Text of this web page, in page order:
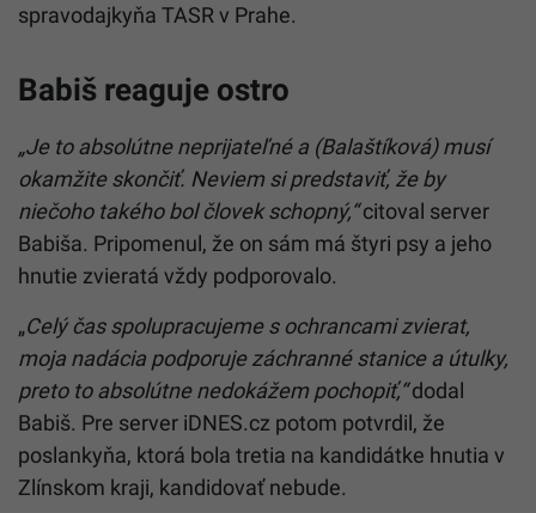
spravodajkyňa TASR v Prahe.
Babiš reaguje ostro
„Je to absolútne neprijateľné a (Balaštíková) musí
okamžite skončiť. Neviem si predstaviť, že by
niečoho takého bol človek schopný,“citoval server
Babiša. Pripomenul, že on sám má štyri psy a jeho
hnutie zvieratá vždy podporovalo.
„Celý čas spolupracujeme s ochrancami zvierat,
moja nadácia podporuje záchranné stanice a útulky,
preto to absolútne nedokážem pochopiť,“dodal
Babiš. Pre server iDNES.cz potom potvrdil, že
poslankyňa, ktorá bola tretia na kandidátke hnutia v
Zlínskom kraji, kandidovať nebude.